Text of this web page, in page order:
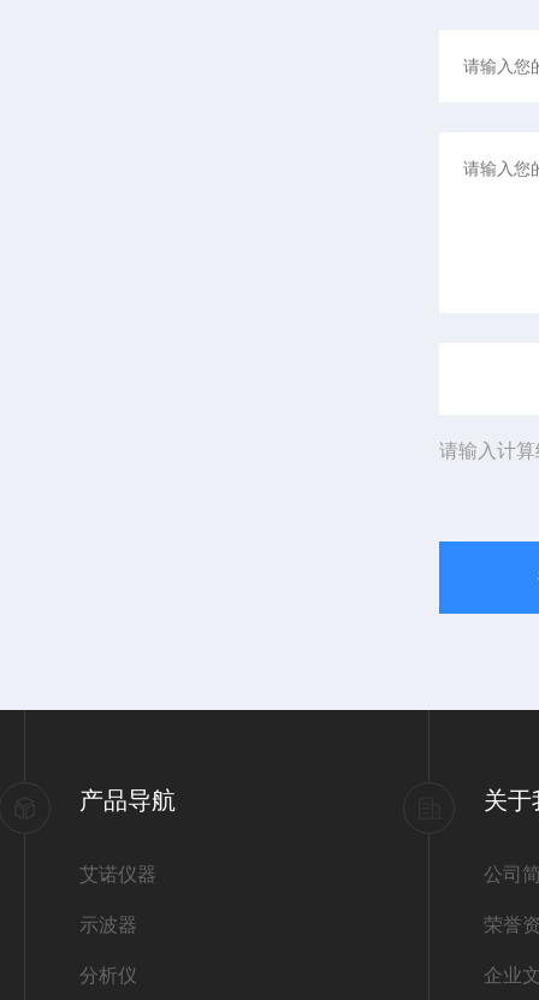
请输入计
产品导航
艾诺仪器
示波器
分析仪
关于
公司
荣誉
企业